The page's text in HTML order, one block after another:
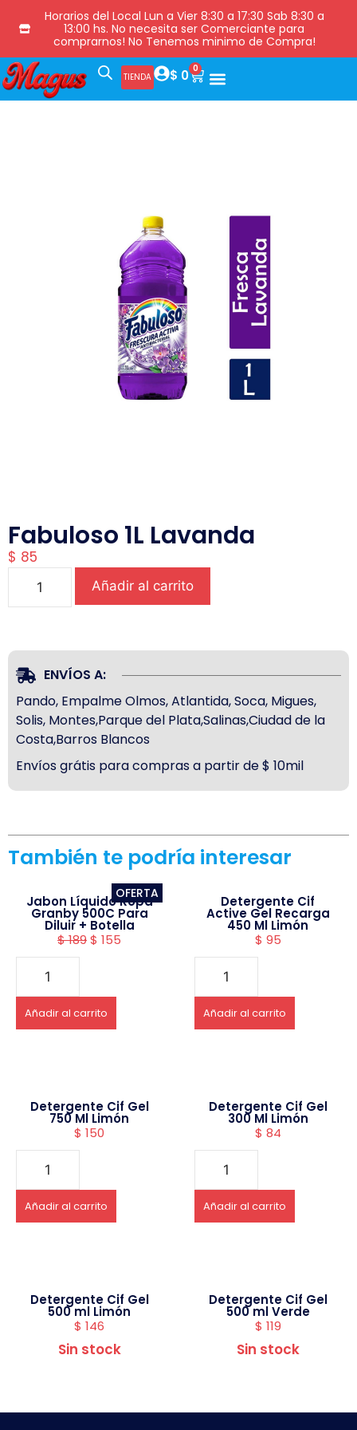
Horarios del Local Lun a Vier 8:30 a 17:30 Sab 8:30 a
13:00 hs. No necesita ser Comerciante para
comprarnos! No Tenemos minimo de Compra!
TIENDA $ 0 0
Fabuloso 1L Lavanda
$ 85
Añadir al carrito
ENVÍOS A:
Pando, Empalme Olmos, Atlantida, Soca, Migues,
Solis, Montes,Parque del Plata,Salinas,Ciudad de la
Costa,Barros Blancos
Envíos grátis para compras a partir de $ 10mil
También te podría interesar
OFERTA
Jabon Líquido Ropa
Granby 500C Para
Diluir + Botella
$189$ 155
Añadir al carrito
Detergente Cif
Active Gel Recarga
450 Ml Limón
$ 95
Añadir al carrito
Detergente Cif Gel
750 Ml Limón
$ 150
Añadir al carrito
Detergente Cif Gel
300 Ml Limón
$ 84
Añadir al carrito
Detergente Cif Gel
500 ml Limón
$ 146
Sin stock
Detergente Cif Gel
500 ml Verde
$ 119
Sin stock